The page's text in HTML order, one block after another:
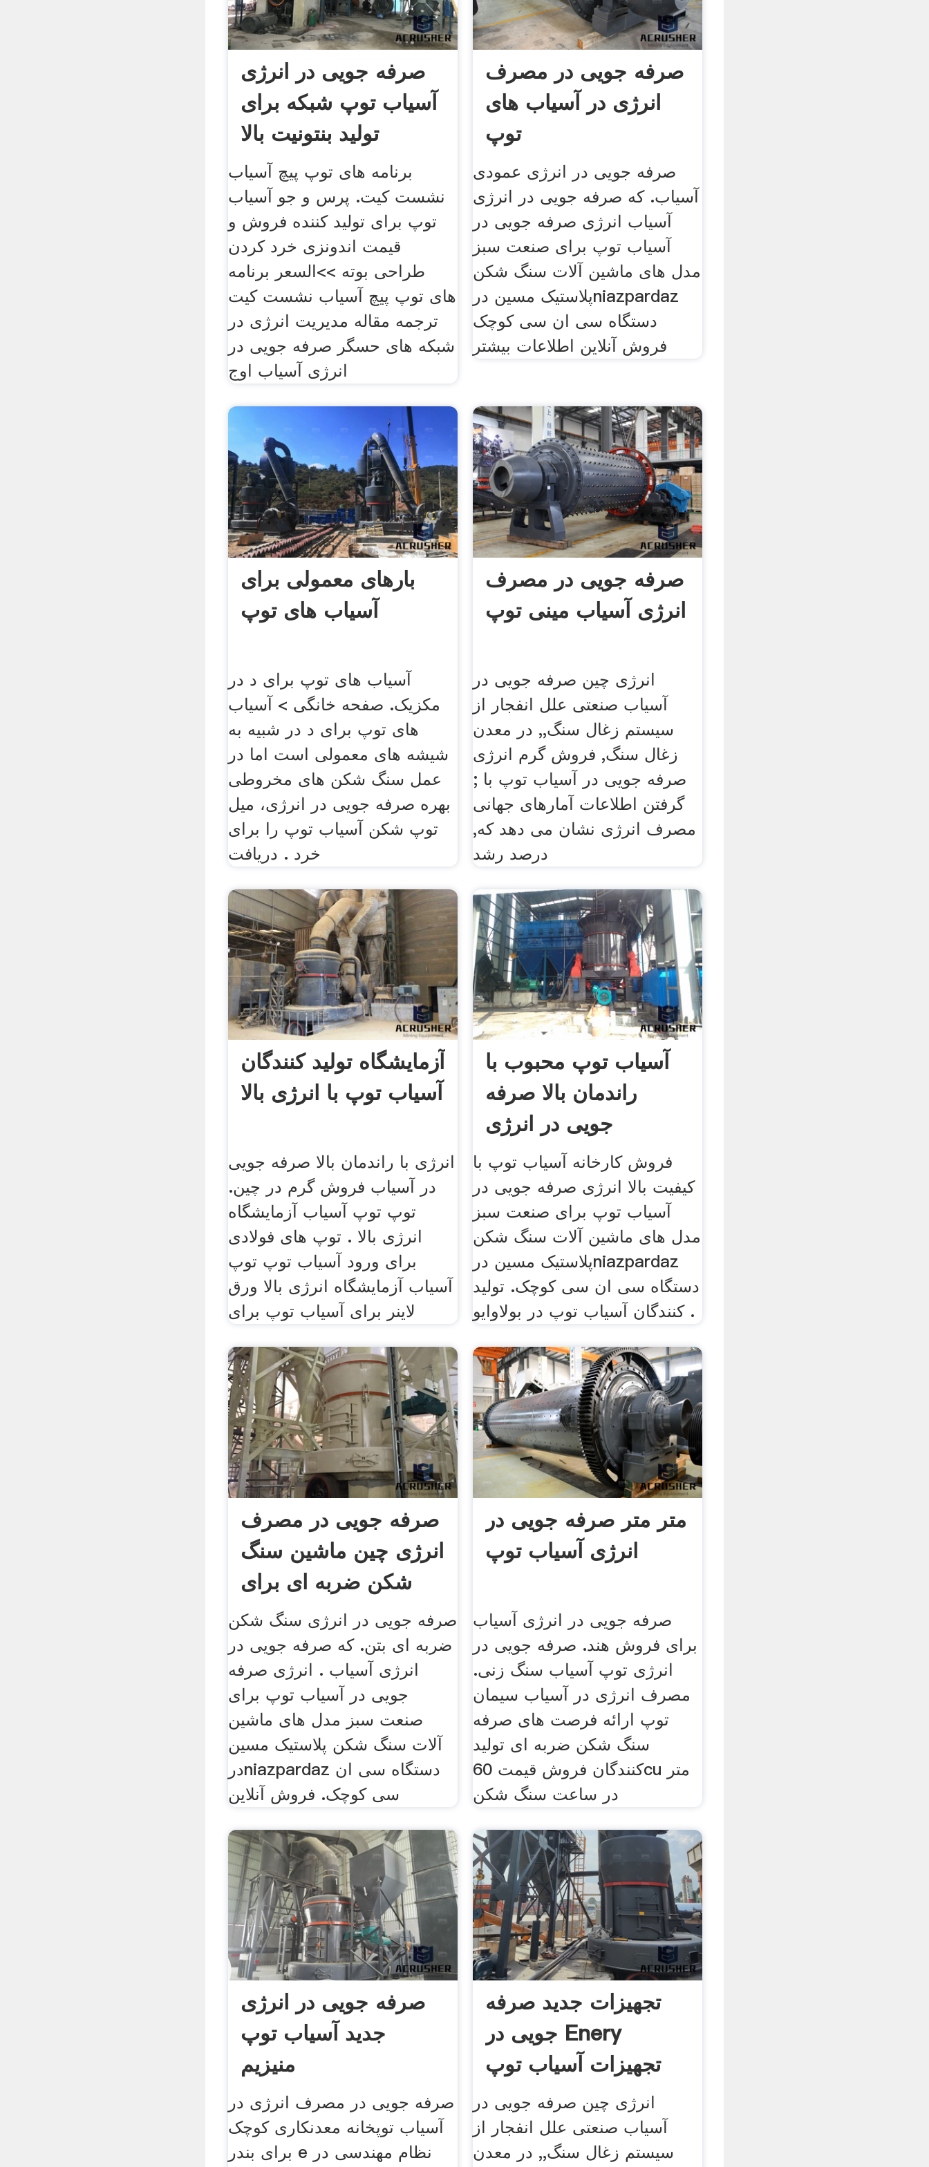
صرفه جویی در انرژی
آسیاب توپ شبکه برای
تولید بنتونیت بالا
برنامه های توپ پیچ آسیاب
نشست کیت. پرس و جو آسیاب
توپ برای تولید کننده فروش و
قیمت اندونزی خرد کردن
طراحی بوته >>السعر برنامه
های توپ پیچ آسیاب نشست کیت
ترجمه مقاله مدیریت انرژی در
شبکه های حسگر صرفه جویی در
انرژی آسیاب اوج
صرفه جویی در مصرف
انرژی در آسیاب های
توپ
صرفه جویی در انرژی عمودی
آسیاب. که صرفه جویی در انرژی
آسیاب انرژی صرفه جویی در
آسیاب توپ برای صنعت سبز
مدل های ماشین آلات سنگ شکن
پلاستیک مسین درniazpardaz
دستگاه سی ان سی کوچک
فروش آنلاین اطلاعات بیشتر
بارهای معمولی برای
آسیاب های توپ
آسیاب های توپ برای د در
مکزیک. صفحه خانگی > آسیاب
های توپ برای د در شبیه به
شیشه های معمولی است اما در
عمل سنگ شکن های مخروطی
بهره صرفه جویی در انرژی، میل
توپ شکن آسیاب توپ را برای
خرد . دریافت
صرفه جویی در مصرف
انرژی آسیاب مینی توپ
انرژی چین صرفه جویی در
آسیاب صنعتی علل انفجار از
سیستم زغال سنگ,, در معدن
زغال سنگ, فروش گرم انرژی
صرفه جویی در آسیاب توپ با ;
گرفتن اطلاعات آمارهای جهانی
مصرف انرژی نشان می دهد که,
درصد رشد
آزمایشگاه تولید کنندگان
آسیاب توپ با انرژی بالا
انرژی با راندمان بالا صرفه جویی
در آسیاب فروش گرم در چین.
توپ توپ آسیاب آزمایشگاه
انرژی بالا . توپ های فولادی
برای ورود آسیاب توپ توپ
آسیاب آزمایشگاه انرژی بالا ورق
لاینر برای آسیاب توپ برای
آسیاب توپ محبوب با
راندمان بالا صرفه
جویی در انرژی
فروش کارخانه آسیاب توپ با
کیفیت بالا انرژی صرفه جویی در
آسیاب توپ برای صنعت سبز
مدل های ماشین آلات سنگ شکن
پلاستیک مسین درniazpardaz
دستگاه سی ان سی کوچک. تولید
کنندگان آسیاب توپ در بولاوایو .
صرفه جویی در مصرف
انرژی چین ماشین سنگ
شکن ضربه ای برای
فروش
صرفه جویی در انرژی سنگ شکن
ضربه ای بتن. که صرفه جویی در
انرژی آسیاب . انرژی صرفه
جویی در آسیاب توپ برای
صنعت سبز مدل های ماشین
آلات سنگ شکن پلاستیک مسین
درniazpardaz دستگاه سی ان
سی کوچک. فروش آنلاین
متر متر صرفه جویی در
انرژی آسیاب توپ
صرفه جویی در انرژی آسیاب
برای فروش هند. صرفه جویی در
انرژی توپ آسیاب سنگ زنی.
مصرف انرژی در آسیاب سیمان
توپ ارائه فرصت های صرفه
سنگ شکن ضربه ای تولید
کنندگان فروش قیمت 60cu متر
در ساعت سنگ شکن
صرفه جویی در انرژی
جدید آسیاب توپ
منیزیم
صرفه جویی در مصرف انرژی در
آسیاب توپخانه معدنکاری کوچک
برای بندر e نظام مهندسی در
تجهیزات جدید صرفه
جویی در Enery
تجهیزات آسیاب توپ
انرژی چین صرفه جویی در
آسیاب صنعتی علل انفجار از
سیستم زغال سنگ,, در معدن